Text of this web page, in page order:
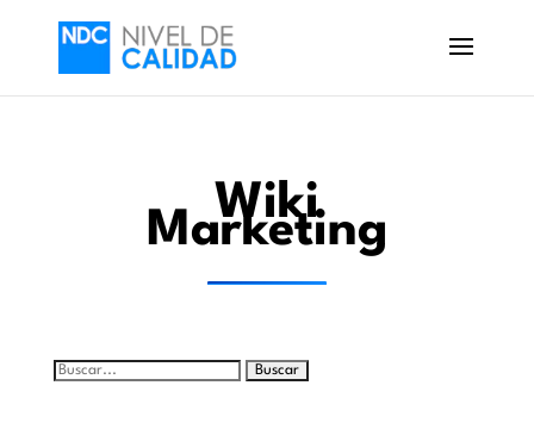
Wiki
Marketing
Buscar: